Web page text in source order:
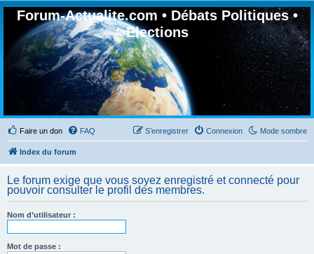
Forum-Actualite.com • Débats Politiques •
Elections
Faire un don Mode sombre
FAQ Connexion
S’enregistrer
Index du forum
Le forum exige que vous soyez enregistré et connecté pour
pouvoir consulter le profil des membres.
Nom d’utilisateur :
Mot de passe :